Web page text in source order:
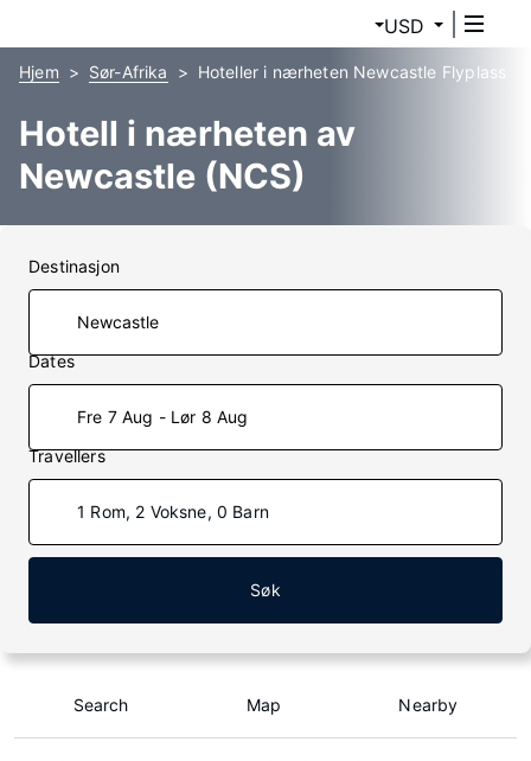
USD
Hjem Sør-Afrika Hoteller i nærheten Newcastle Flyplass
Hotell i nærheten av
Newcastle (NCS)
Destinasjon
Dates
Fre 7 Aug - Lør 8 Aug
Travellers
1 Rom, 2 Voksne, 0 Barn
Søk
Search Map Nearby